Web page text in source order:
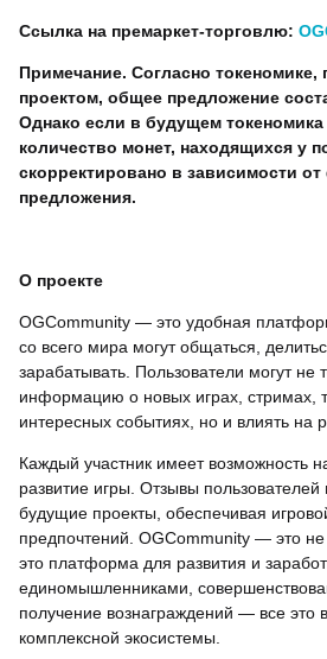
Ссылка на премаркет-торговлю:
Примечание. Согласно токеномике,
проектом, общее предложение
Однако если в будущем токеномика
количество монет, находящихся у
скорректировано в зависимости
предложения.
О проекте
OGCommunity — это удобная
со всего мира могут общаться,
зарабатывать. Пользователи могут не
информацию о новых играх, стримах,
интересных событиях, но и влиять на
Каждый участник имеет возможность
развитие игры. Отзывы
будущие проекты, обеспечивая
предпочтений. OGCommunity — это не
это платформа для развития и
единомышленниками,
получение вознаграждений — все это
комплексной экосистемы.